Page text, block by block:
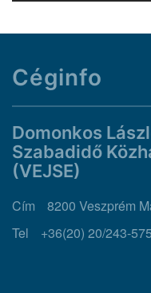
Céginfo
Domonkos
Szabadidő
(VEJSE)
Cím
8200 Veszprém
Tel
+36(20) 20/243-